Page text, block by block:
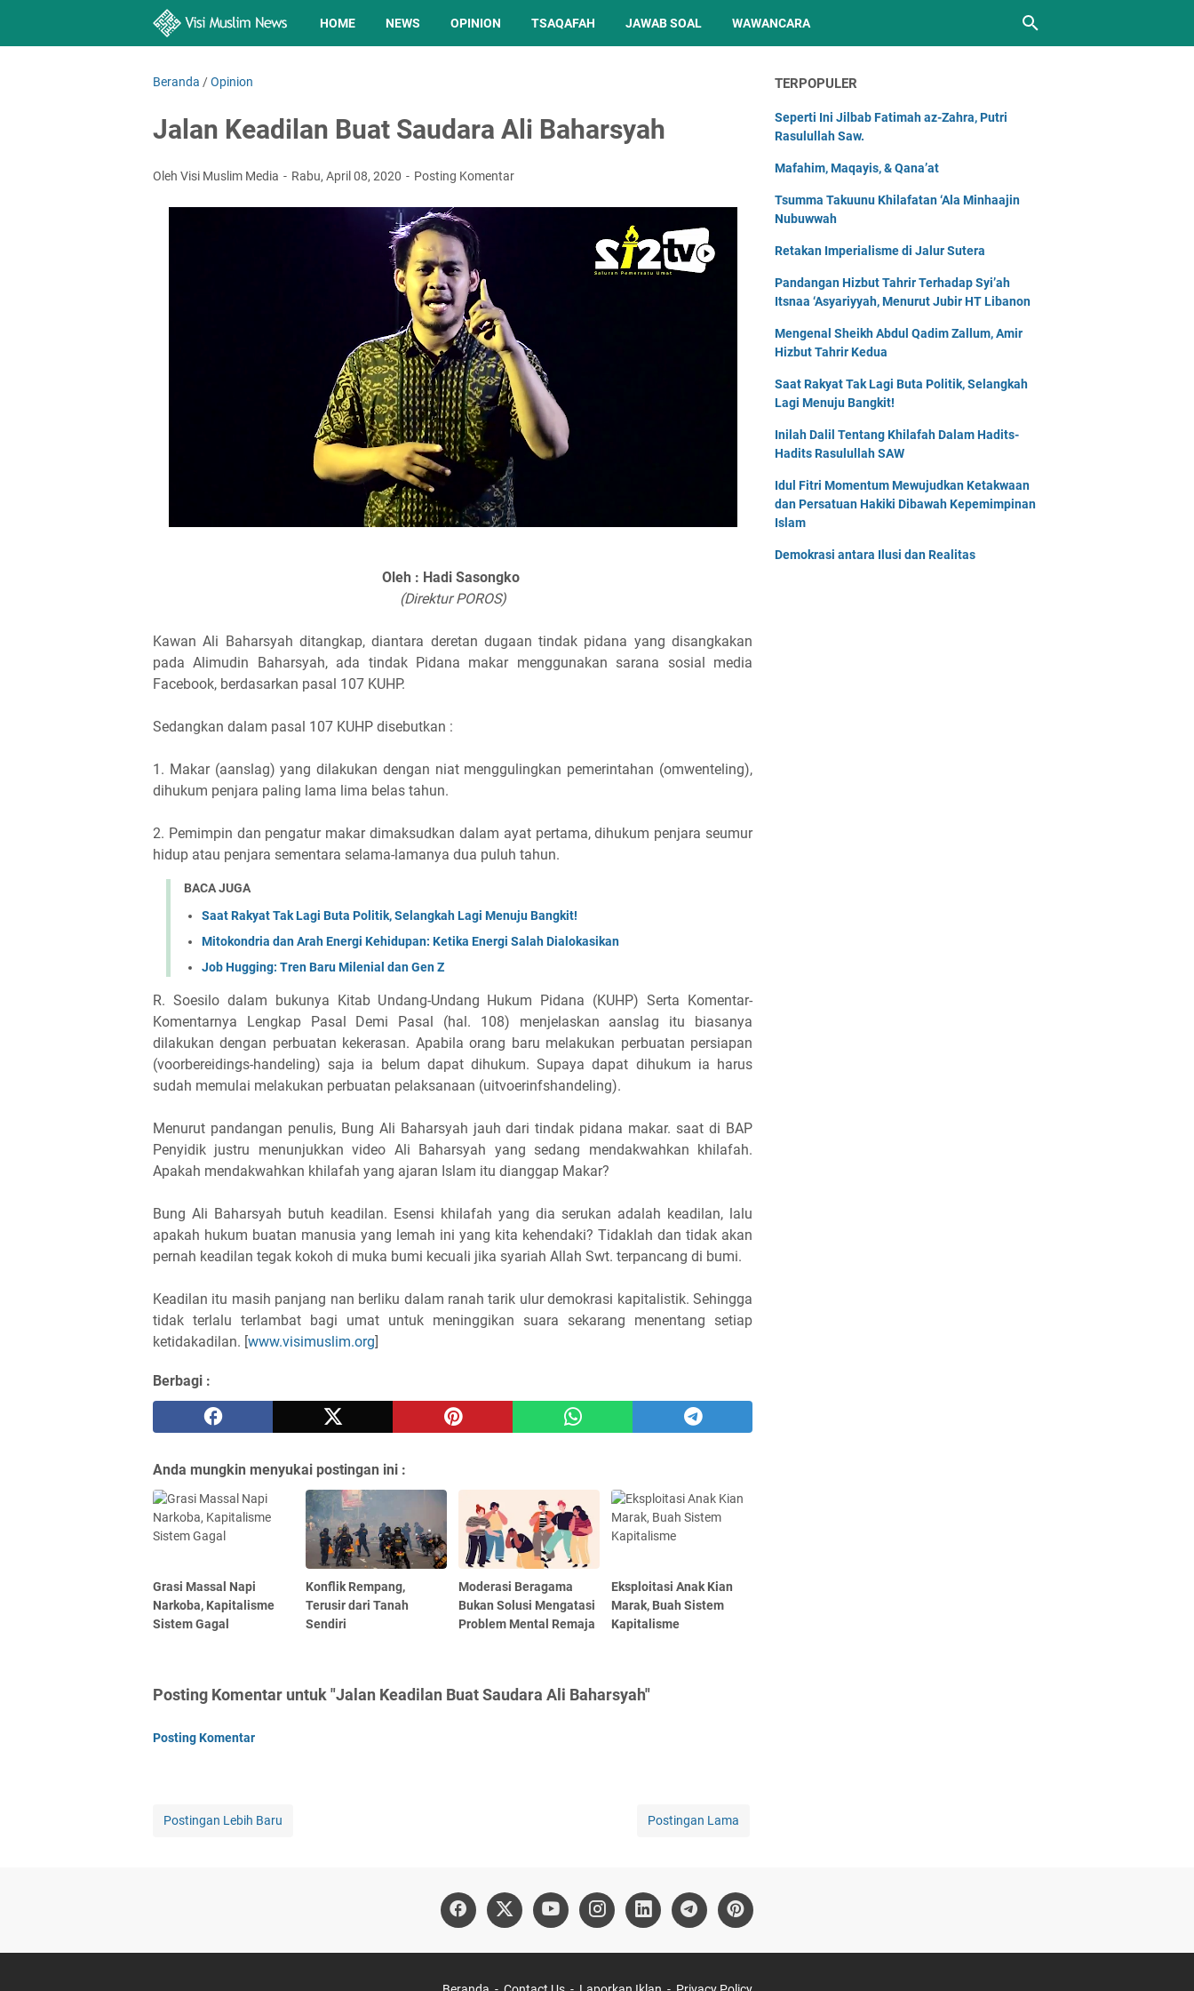
HOME NEWS OPINION TSAQAFAH JAWAB SOAL WAWANCARA
Beranda /Opinion
Jalan Keadilan Buat Saudara Ali Baharsyah
Oleh Visi Muslim Media Rabu, April 08, 2020 Posting Komentar
Oleh : Hadi Sasongko
(Direktur POROS)
Kawan Ali Baharsyah ditangkap, diantara deretan dugaan tindak pidana yang disangkakan
pada Alimudin Baharsyah, ada tindak Pidana makar menggunakan sarana sosial media
Facebook, berdasarkan pasal 107 KUHP.
Sedangkan dalam pasal 107 KUHP disebutkan :
1. Makar (aanslag) yang dilakukan dengan niat menggulingkan pemerintahan (omwenteling),
dihukum penjara paling lama lima belas tahun.
2. Pemimpin dan pengatur makar dimaksudkan dalam ayat pertama, dihukum penjara seumur
hidup atau penjara sementara selama-lamanya dua puluh tahun.
BACA JUGA
Saat Rakyat Tak Lagi Buta Politik, Selangkah Lagi Menuju Bangkit!
Mitokondria dan Arah Energi Kehidupan: Ketika Energi Salah Dialokasikan
Job Hugging: Tren Baru Milenial dan Gen Z
R. Soesilo dalam bukunya Kitab Undang-Undang Hukum Pidana (KUHP) Serta Komentar-
Komentarnya Lengkap Pasal Demi Pasal (hal. 108) menjelaskan aanslag itu biasanya
dilakukan dengan perbuatan kekerasan. Apabila orang baru melakukan perbuatan persiapan
(voorbereidings-handeling) saja ia belum dapat dihukum. Supaya dapat dihukum ia harus
sudah memulai melakukan perbuatan pelaksanaan (uitvoerinfshandeling).
Menurut pandangan penulis, Bung Ali Baharsyah jauh dari tindak pidana makar. saat di BAP
Penyidik justru menunjukkan video Ali Baharsyah yang sedang mendakwahkan khilafah.
Apakah mendakwahkan khilafah yang ajaran Islam itu dianggap Makar?
Bung Ali Baharsyah butuh keadilan. Esensi khilafah yang dia serukan adalah keadilan, lalu
apakah hukum buatan manusia yang lemah ini yang kita kehendaki? Tidaklah dan tidak akan
pernah keadilan tegak kokoh di muka bumi kecuali jika syariah Allah Swt. terpancang di bumi.
Keadilan itu masih panjang nan berliku dalam ranah tarik ulur demokrasi kapitalistik. Sehingga
tidak terlalu terlambat bagi umat untuk meninggikan suara sekarang menentang setiap
ketidakadilan. [www.visimuslim.org]
Berbagi :
Anda mungkin menyukai postingan ini :
Grasi Massal Napi
Narkoba, Kapitalisme
Sistem Gagal
Konflik Rempang,
Terusir dari Tanah
Sendiri
Moderasi Beragama
Bukan Solusi Mengatasi
Problem Mental Remaja
Eksploitasi Anak Kian
Marak, Buah Sistem
Kapitalisme
Posting Komentar untuk "Jalan Keadilan Buat Saudara Ali Baharsyah"
Posting Komentar
Postingan Lebih Baru Postingan Lama
TERPOPULER
Seperti Ini Jilbab Fatimah az-Zahra, Putri
Rasulullah Saw.
Mafahim, Maqayis, & Qana’at
Tsumma Takuunu Khilafatan ‘Ala Minhaajin
Nubuwwah
Retakan Imperialisme di Jalur Sutera
Pandangan Hizbut Tahrir Terhadap Syi’ah
Itsnaa ‘Asyariyyah, Menurut Jubir HT Libanon
Mengenal Sheikh Abdul Qadim Zallum, Amir
Hizbut Tahrir Kedua
Saat Rakyat Tak Lagi Buta Politik, Selangkah
Lagi Menuju Bangkit!
Inilah Dalil Tentang Khilafah Dalam Hadits-
Hadits Rasulullah SAW
Idul Fitri Momentum Mewujudkan Ketakwaan
dan Persatuan Hakiki Dibawah Kepemimpinan
Islam
Demokrasi antara Ilusi dan Realitas